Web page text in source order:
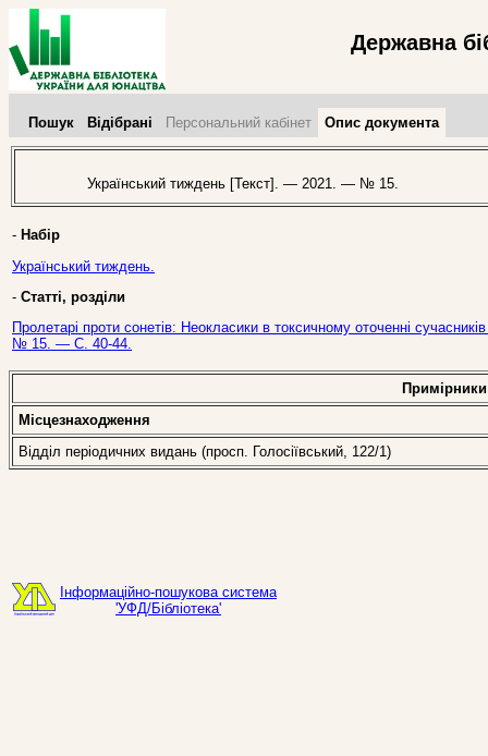
Державна
Пошук Відібрані Персональний кабінет Опис документа
Український тиждень [Текст]. — 2021. — № 15.
- Набір
Український тиждень.
- Статті, розділи
Пролетарі проти сонетів: Неокласики в токсичному оточенні
№ 15. — С. 40-44.
Примірники
Місцезнаходження
Відділ періодичних видань (просп. Голосіївський, 122/1)
Інформаційно-пошукова система
'УФД/Бібліотека'